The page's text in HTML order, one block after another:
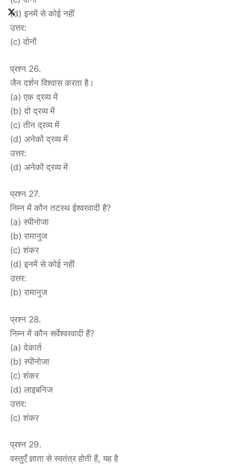
(d) इनमें से कोई नहीं
उत्तर:
(c) दोनों
प्रश्न 26.
जैन दर्शन विश्वास करता है।
(a) एक द्रव्य में
(b) दो द्रव्य में
(c) तीन द्रव्य में
(d) अनेकों द्रव्य में
उत्तर:
(d) अनेकों द्रव्य में
प्रश्न 27.
निम्न में कौन तटस्थ ईश्वरवादी है?
(a) स्पीनोजा
(b) रामानुज
(c) शंकर
(d) इनमें से कोई नहीं
उत्तर:
(b) रामानुज
प्रश्न 28.
निम्न में कौन सर्वेश्वरवादी हैं?
(a) देकार्त
(b) स्पीनोजा
(c) शंकर
(d) लाइबनिज
उत्तर:
(c) शंकर
प्रश्न 29.
वस्तुएँ ज्ञाता से स्वतंत्र होती हैं, यह है